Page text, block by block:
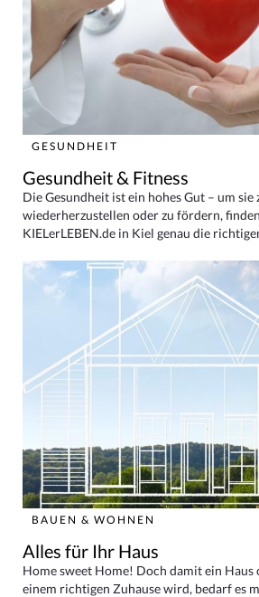
GESUNDHEIT
Gesundheit & Fitness
Die Gesundheit ist ein hohes Gut – um sie
wiederherzustellen oder zu fördern,
KIELerLEBEN.de in Kiel genau die
BAUEN & WOHNEN
Alles für Ihr Haus
Home sweet Home! Doch damit ein Haus
einem richtigen Zuhause wird, bedarf es